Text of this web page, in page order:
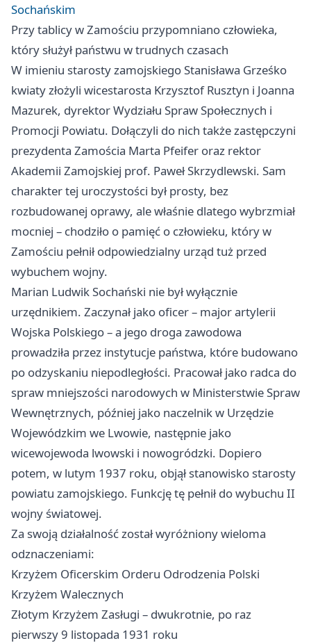
Sochańskim
Przy tablicy w Zamościu przypomniano człowieka,
który służył państwu w trudnych czasach
W imieniu starosty zamojskiego Stanisława Grześko
kwiaty złożyli wicestarosta Krzysztof Rusztyn i Joanna
Mazurek, dyrektor Wydziału Spraw Społecznych i
Promocji Powiatu. Dołączyli do nich także zastępczyni
prezydenta Zamościa Marta Pfeifer oraz rektor
Akademii Zamojskiej prof. Paweł Skrzydlewski. Sam
charakter tej uroczystości był prosty, bez
rozbudowanej oprawy, ale właśnie dlatego wybrzmiał
mocniej – chodziło o pamięć o człowieku, który w
Zamościu pełnił odpowiedzialny urząd tuż przed
wybuchem wojny.
Marian Ludwik Sochański nie był wyłącznie
urzędnikiem. Zaczynał jako oficer – major artylerii
Wojska Polskiego – a jego droga zawodowa
prowadziła przez instytucje państwa, które budowano
po odzyskaniu niepodległości. Pracował jako radca do
spraw mniejszości narodowych w Ministerstwie Spraw
Wewnętrznych, później jako naczelnik w Urzędzie
Wojewódzkim we Lwowie, następnie jako
wicewojewoda lwowski i nowogródzki. Dopiero
potem, w lutym 1937 roku, objął stanowisko starosty
powiatu zamojskiego. Funkcję tę pełnił do wybuchu II
wojny światowej.
Za swoją działalność został wyróżniony wieloma
odznaczeniami:
Krzyżem Oficerskim Orderu Odrodzenia Polski
Krzyżem Walecznych
Złotym Krzyżem Zasługi – dwukrotnie, po raz
pierwszy 9 listopada 1931 roku